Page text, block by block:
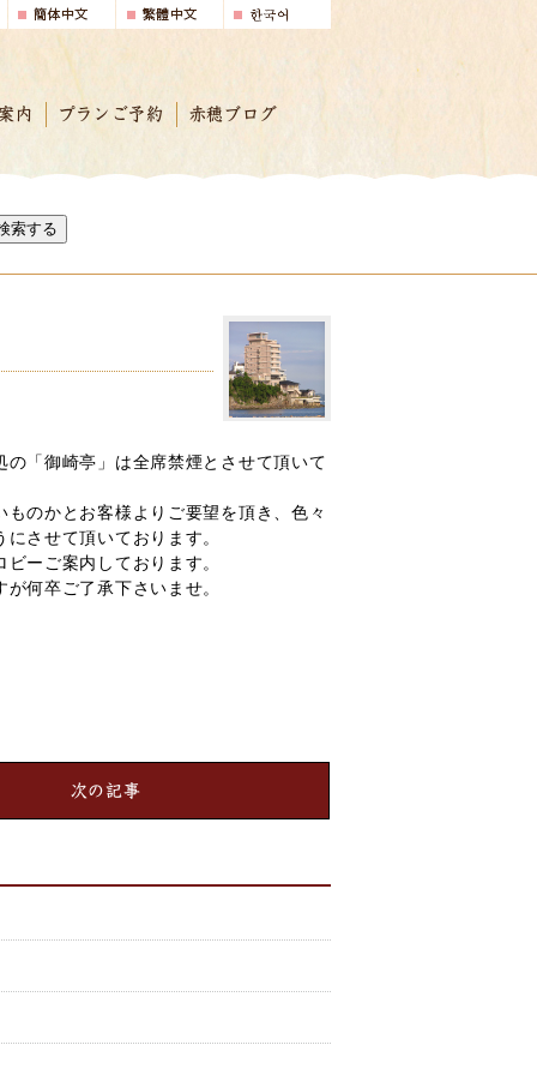
内 プランご予約 赤穂ブログ
索する
の「御崎亭」は全席禁煙とさせて頂いて
ものかとお客様よりご要望を頂き、色々
させて頂いております。
ーご案内しております。
何卒ご了承下さいませ。
次の記事